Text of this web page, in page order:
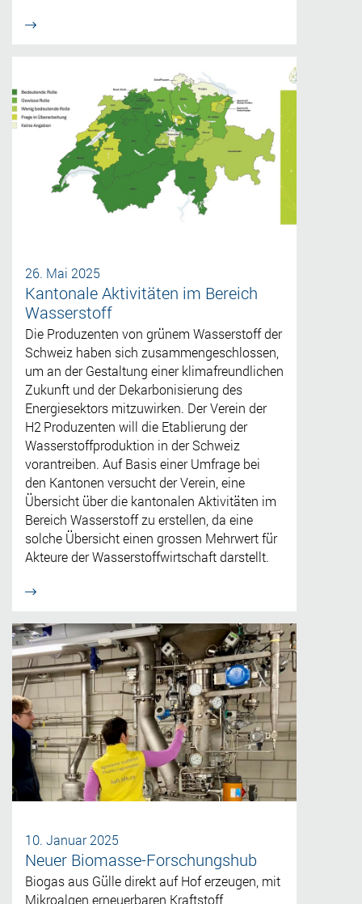
26. Mai 2025
Kantonale Aktivitäten im Bereich
Wasserstoff
Die Produzenten von grünem Wasserstoff der
Schweiz haben sich zusammengeschlossen,
um an der Gestaltung einer klimafreundlichen
Zukunft und der Dekarbonisierung des
Energiesektors mitzuwirken. Der Verein der
H2 Produzenten will die Etablierung der
Wasserstoffproduktion in der Schweiz
vorantreiben. Auf Basis einer Umfrage bei
den Kantonen versucht der Verein, eine
Übersicht über die kantonalen Aktivitäten im
Bereich Wasserstoff zu erstellen, da eine
solche Übersicht einen grossen Mehrwert für
Akteure der Wasserstoffwirtschaft darstellt.
10. Januar 2025
Neuer Biomasse-Forschungshub
Biogas aus Gülle direkt auf Hof erzeugen, mit
Mikroalgen erneuerbaren Kraftstoff